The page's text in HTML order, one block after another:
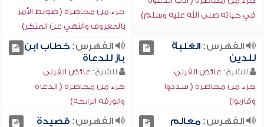
في حياته صلى الله عليه وسلم)
جزء من محاضرة ( ضوابط الأمر
بالمعروف والنهي عن المنكر)
الفهرس:الغلبة
للدين
للشيخ: عائض القرني
جزء من محاضرة ( سددوا
وقاربوا)
الفهرس:خطاب ابن
باز للدعاة
للشيخ: عائض القرني
جزء من محاضرة ( الدعاة
والورقة الرابحة)
الفهرس:معالم
الفهرس:قصيدة